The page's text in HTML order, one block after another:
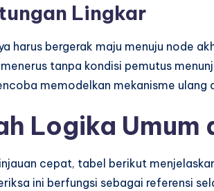
Lingkar
harus bergerak maju menuju node
tanpa kondisi pemutus
memodelkan mekanisme ulang
Logika Umum
cepat, tabel berikut
ini berfungsi sebagai referensi